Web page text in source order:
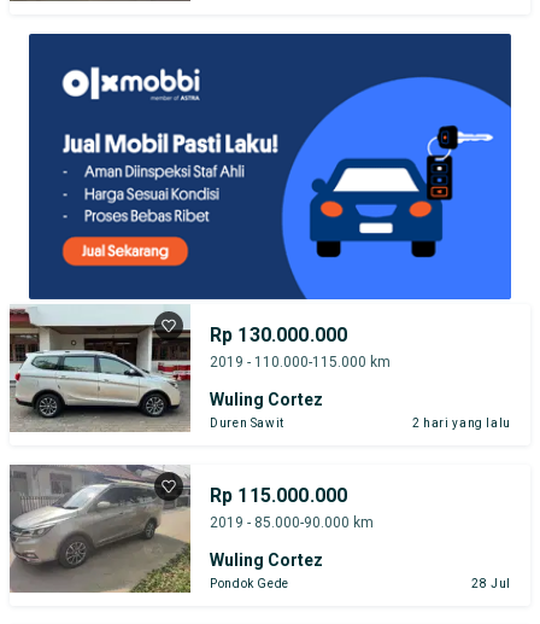
Rp 130.000.000
2019 - 110.000-115.000 km
Wuling Cortez
Duren Sawit 2 hari yang lalu
Rp 115.000.000
2019 - 85.000-90.000 km
Wuling Cortez
Pondok Gede 28 Jul